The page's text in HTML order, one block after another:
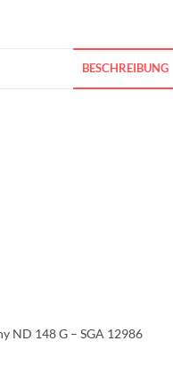
BESCHREIBUNG
ND 148 G – SGA 12986